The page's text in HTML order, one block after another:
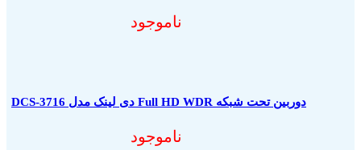
ناموجود
دوربین تحت شبکه Full HD WDR دی لینک مدل DCS-3716
ناموجود